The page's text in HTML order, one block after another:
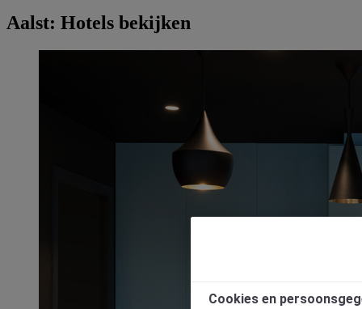
Aalst: Hotels bekijken
Cookies en